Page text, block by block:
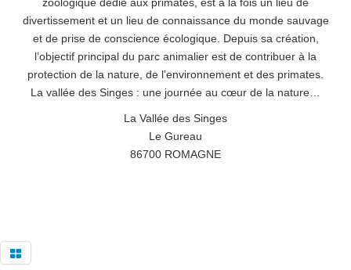
zoologique dédié aux primates, est à la fois un lieu de
divertissement et un lieu de connaissance du monde sauvage
et de prise de conscience écologique. Depuis sa création,
l’objectif principal du parc animalier est de contribuer à la
protection de la nature, de l’environnement et des primates.
La vallée des Singes : une journée au cœur de la nature…
La Vallée des Singes
Le Gureau
86700 ROMAGNE